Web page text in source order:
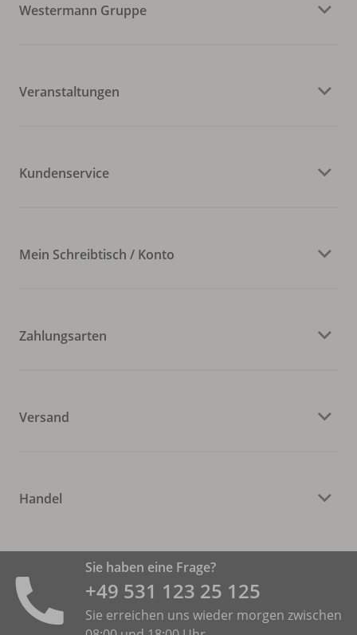
Westermann Gruppe
Veranstaltungen
Kundenservice
Mein Schreibtisch / Konto
Zahlungsarten
Versand
Handel
Sie haben eine Frage?
+49 531 ­123 25 125
Sie erreichen uns wieder morgen zwischen